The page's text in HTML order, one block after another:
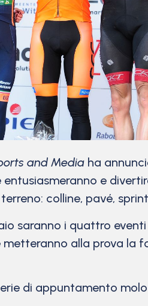
and Media ha
e
colline, pavé,
saranno i quattro
metteranno alla prova
di appuntamento